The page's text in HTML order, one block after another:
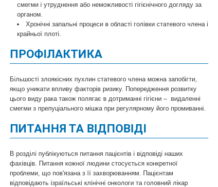
смегми і утруднення або неможливості гігієнічного догляду за
органом.
Хронічні запальні процеси в області голівки статевого члена і
крайньої плоті.
ПРОФІЛАКТИКА
Більшості злоякісних пухлин статевого члена можна запобігти,
якщо уникати впливу факторів ризику. Попередження розвитку
цього виду рака також полягає в дотриманні гігієни – видаленні
смегми з препуціального мішка при регулярному його промиванні.
ПИТАННЯ ТА ВІДПОВІДІ
В розділі публікуються питання пацієнтів і відповіді наших
фахівців. Питання кожної людини стосується конкретної
проблеми, що пов'язана з її захворюванням. Пацієнтам
відповідають ізраїльські клінічні онкологи та головний лікар